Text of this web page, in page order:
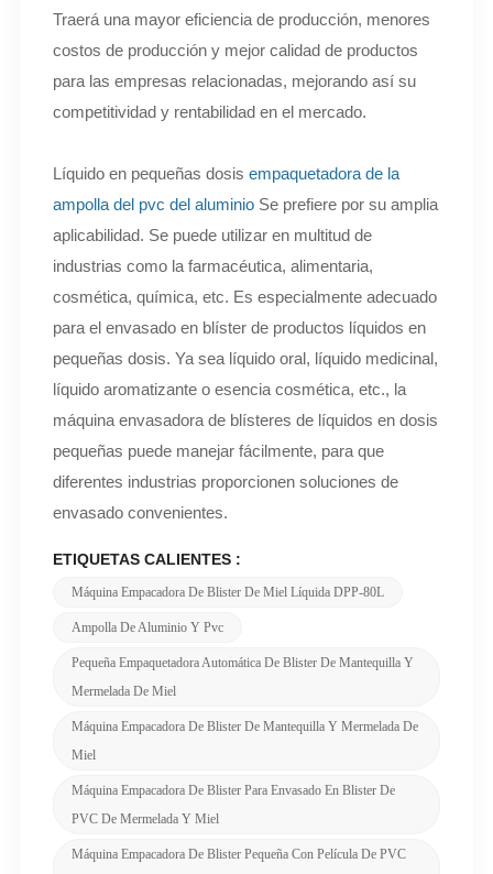
Traerá una mayor eficiencia de producción, menores
costos de producción y mejor calidad de productos
para las empresas relacionadas, mejorando así su
competitividad y rentabilidad en el mercado.
Líquido en pequeñas dosis empaquetadora de la
ampolla del pvc del aluminioSe prefiere por su amplia
aplicabilidad. Se puede utilizar en multitud de
industrias como la farmacéutica, alimentaria,
cosmética, química, etc. Es especialmente adecuado
para el envasado en blíster de productos líquidos en
pequeñas dosis. Ya sea líquido oral, líquido medicinal,
líquido aromatizante o esencia cosmética, etc., la
máquina envasadora de blísteres de líquidos en dosis
pequeñas puede manejar fácilmente, para que
diferentes industrias proporcionen soluciones de
envasado convenientes.
ETIQUETAS CALIENTES :
Máquina Empacadora De Blister De Miel Líquida DPP-80L
Ampolla De Aluminio Y Pvc
Pequeña Empaquetadora Automática De Blister De Mantequilla Y
Mermelada De Miel
Máquina Empacadora De Blister De Mantequilla Y Mermelada De
Miel
Máquina Empacadora De Blister Para Envasado En Blister De
PVC De Mermelada Y Miel
Máquina Empacadora De Blister Pequeña Con Película De PVC